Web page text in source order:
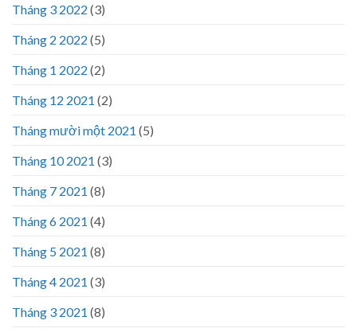
Tháng 3 2022 (3)
Tháng 2 2022 (5)
Tháng 1 2022 (2)
Tháng 12 2021 (2)
Tháng mười một 2021 (5)
Tháng 10 2021 (3)
Tháng 7 2021 (8)
Tháng 6 2021 (4)
Tháng 5 2021 (8)
Tháng 4 2021 (3)
Tháng 3 2021 (8)